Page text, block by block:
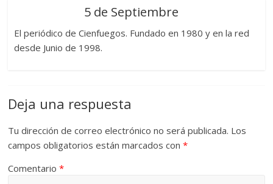
5 de Septiembre
El periódico de Cienfuegos. Fundado en 1980 y en la red
desde Junio de 1998.
Deja una respuesta
Tu dirección de correo electrónico no será publicada. Los
campos obligatorios están marcados con*
Comentario*